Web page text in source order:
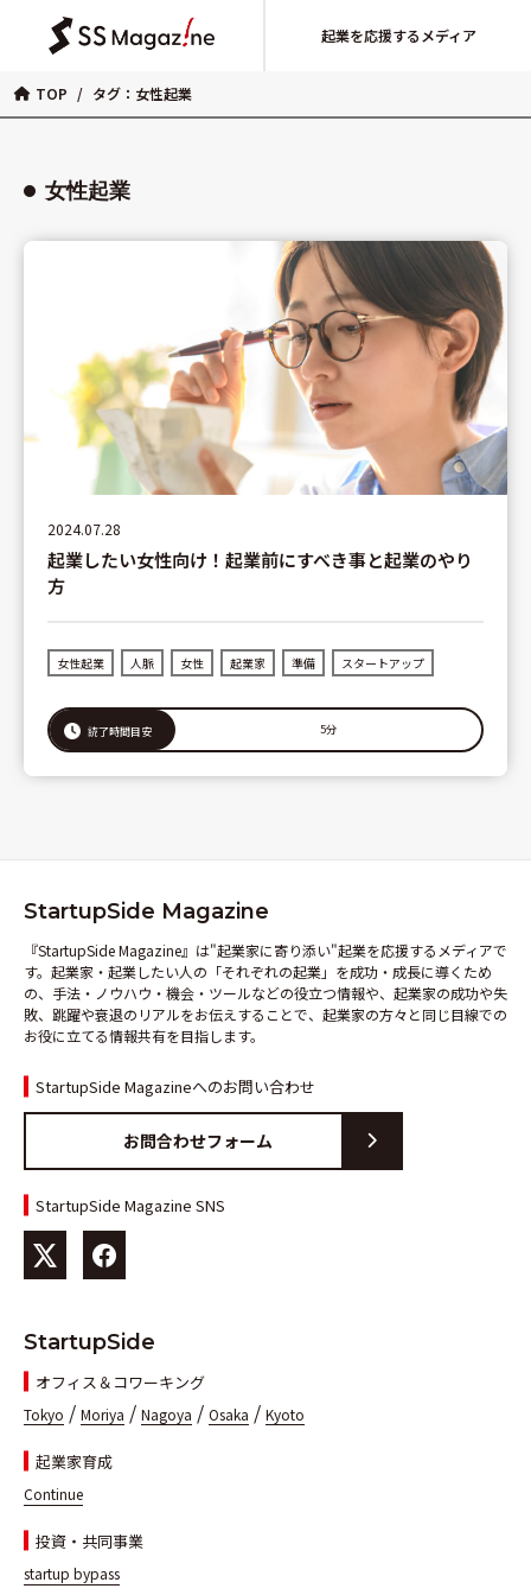
起業を応援するメディア
TOP / タグ：女性起業
女性起業
2024.07.28
起業したい女性向け！起業前にすべき事と起業のやり
方
女性起業 人脈 女性 起業家 準備 スタートアップ
読了時間目安 5分
StartupSide Magazine
『StartupSide Magazine』は"起業家に寄り添い"起業を応援するメディアで
す。起業家・起業したい人の「それぞれの起業」を成功・成長に導くため
の、手法・ノウハウ・機会・ツールなどの役立つ情報や、起業家の成功や失
敗、跳躍や衰退のリアルをお伝えすることで、起業家の方々と同じ目線での
お役に立てる情報共有を目指します。
StartupSide Magazineへのお問い合わせ
お問合わせフォーム
StartupSide Magazine SNS
StartupSide
オフィス＆コワーキング
Tokyo / Moriya / Nagoya / Osaka / Kyoto
起業家育成
Continue
投資・共同事業
startup bypass